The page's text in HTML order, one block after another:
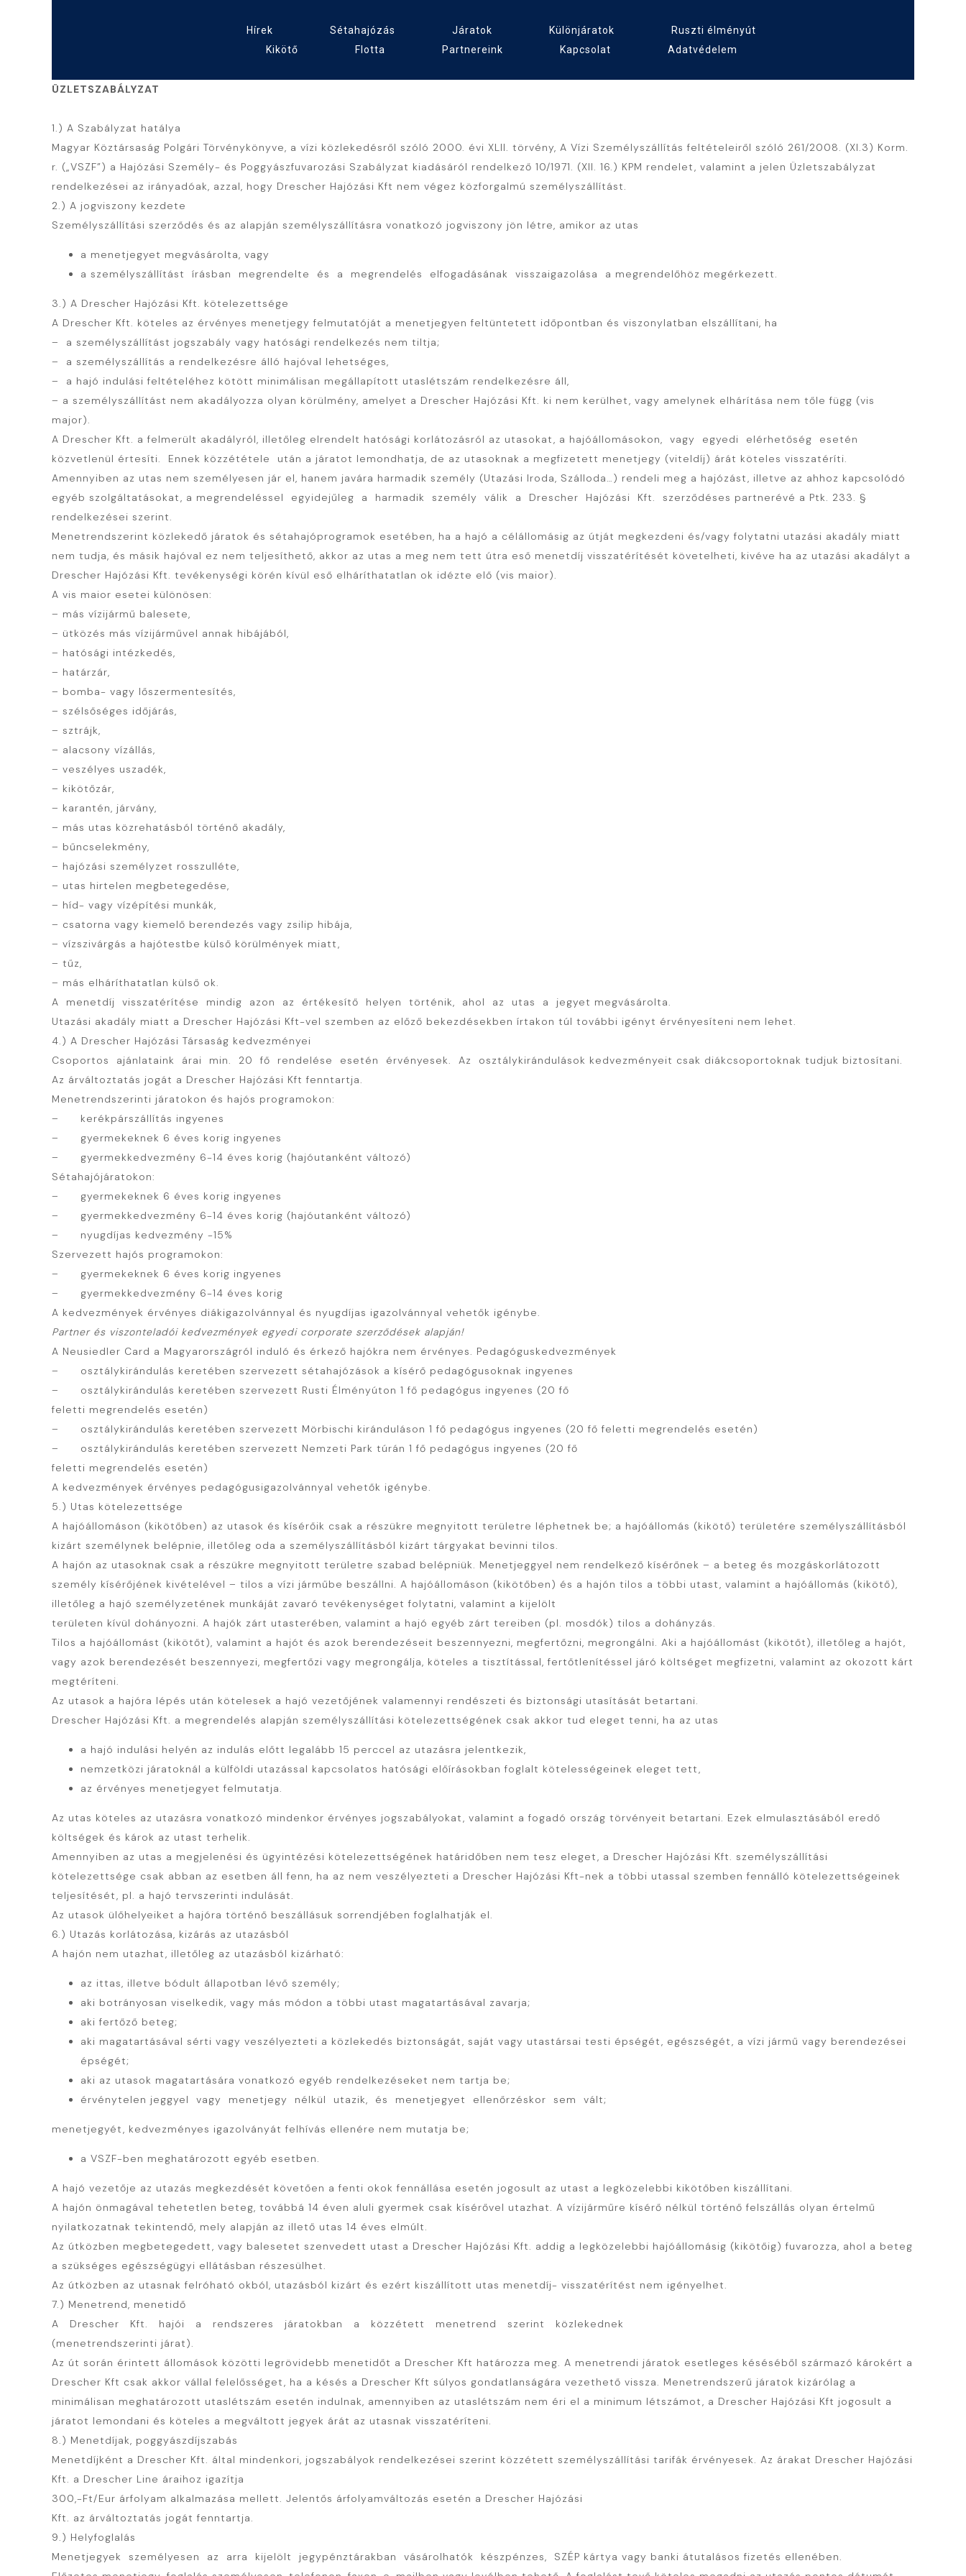
Hírek Sétahajózás Járatok Különjáratok
Ruszti élményút
Kikötő
Flotta Partnereink Kapcsolat Adatvédelem
ÜZLETSZABÁLYZAT
1.) A Szabályzat hatálya
Magyar Köztársaság Polgári Törvénykönyve, a vízi közlekedésről szóló 2000. évi XLII. törvény, A Vízi Személyszállítás feltételeiről szóló 261/2008. (XI.3) Korm.
r. („VSZF”) a Hajózási Személy- és Poggyászfuvarozási Szabályzat kiadásáról rendelkező 10/1971. (XII. 16.) KPM rendelet, valamint a jelen Üzletszabályzat
rendelkezései az irányadóak, azzal, hogy Drescher Hajózási Kft nem végez közforgalmú személyszállítást.
2.) A jogviszony kezdete
Személyszállítási szerződés és az alapján személyszállításra vonatkozó jogviszony jön létre, amikor az utas
a menetjegyet megvásárolta, vagy
a személyszállítást írásban megrendelte és a megrendelés elfogadásának visszaigazolása a megrendelőhöz megérkezett.
3.) A Drescher Hajózási Kft. kötelezettsége
A Drescher Kft. köteles az érvényes menetjegy felmutatóját a menetjegyen feltüntetett időpontban és viszonylatban elszállítani, ha
– a személyszállítást jogszabály vagy hatósági rendelkezés nem tiltja;
– a személyszállítás a rendelkezésre álló hajóval lehetséges,
– a hajó indulási feltételéhez kötött minimálisan megállapított utaslétszám rendelkezésre áll,
– a személyszállítást nem akadályozza olyan körülmény, amelyet a Drescher Hajózási Kft. ki nem kerülhet, vagy amelynek elhárítása nem tőle függ (vis
major).
A Drescher Kft. a felmerült akadályról, illetőleg elrendelt hatósági korlátozásról az utasokat, a hajóállomásokon, vagy egyedi elérhetőség esetén
közvetlenül értesíti. Ennek közzététele után a járatot lemondhatja, de az utasoknak a megfizetett menetjegy (viteldíj) árát köteles visszatéríti.
Amennyiben az utas nem személyesen jár el, hanem javára harmadik személy (Utazási Iroda, Szálloda…) rendeli meg a hajózást, illetve az ahhoz kapcsolódó
egyéb szolgáltatásokat, a megrendeléssel egyidejűleg a harmadik személy válik a Drescher Hajózási Kft. szerződéses partnerévé a Ptk. 233. §
rendelkezései szerint.
Menetrendszerint közlekedő járatok és sétahajóprogramok esetében, ha a hajó a célállomásig az útját megkezdeni és/vagy folytatni utazási akadály miatt
nem tudja, és másik hajóval ez nem teljesíthető, akkor az utas a meg nem tett útra eső menetdíj visszatérítését követelheti, kivéve ha az utazási akadályt a
Drescher Hajózási Kft. tevékenységi körén kívül eső elháríthatatlan ok idézte elő (vis maior).
A vis maior esetei különösen:
– más vízijármű balesete,
– ütközés más vízijárművel annak hibájából,
– hatósági intézkedés,
– határzár,
– bomba- vagy lőszermentesítés,
– szélsőséges időjárás,
– sztrájk,
– alacsony vízállás,
– veszélyes uszadék,
– kikötőzár,
– karantén, járvány,
– más utas közrehatásból történő akadály,
– bűncselekmény,
– hajózási személyzet rosszulléte,
– utas hirtelen megbetegedése,
– híd- vagy vízépítési munkák,
– csatorna vagy kiemelő berendezés vagy zsilip hibája,
– vízszivárgás a hajótestbe külső körülmények miatt,
– tűz,
– más elháríthatatlan külső ok.
A menetdíj visszatérítése mindig azon az értékesítő helyen történik, ahol az utas a jegyet megvásárolta.
Utazási akadály miatt a Drescher Hajózási Kft-vel szemben az előző bekezdésekben írtakon túl további igényt érvényesíteni nem lehet.
4.) A Drescher Hajózási Társaság kedvezményei
Csoportos ajánlataink árai min. 20 fő rendelése esetén érvényesek. Az osztálykirándulások kedvezményeit csak diákcsoportoknak tudjuk biztosítani.
Az árváltoztatás jogát a Drescher Hajózási Kft fenntartja.
Menetrendszerinti járatokon és hajós programokon:
– kerékpárszállítás ingyenes
– gyermekeknek 6 éves korig ingyenes
– gyermekkedvezmény 6-14 éves korig (hajóutanként változó)
Sétahajójáratokon:
– gyermekeknek 6 éves korig ingyenes
– gyermekkedvezmény 6-14 éves korig (hajóutanként változó)
– nyugdíjas kedvezmény -15%
Szervezett hajós programokon:
– gyermekeknek 6 éves korig ingyenes
– gyermekkedvezmény 6-14 éves korig
A kedvezmények érvényes diákigazolvánnyal és nyugdíjas igazolvánnyal vehetők igénybe.
Partner és viszonteladói kedvezmények egyedi corporate szerződések alapján!
A Neusiedler Card a Magyarországról induló és érkező hajókra nem érvényes. Pedagóguskedvezmények
– osztálykirándulás keretében szervezett sétahajózások a kísérő pedagógusoknak ingyenes
– osztálykirándulás keretében szervezett Rusti Élményúton 1 fő pedagógus ingyenes (20 fő
feletti megrendelés esetén)
– osztálykirándulás keretében szervezett Mörbischi kiránduláson 1 fő pedagógus ingyenes (20 fő feletti megrendelés esetén)
– osztálykirándulás keretében szervezett Nemzeti Park túrán 1 fő pedagógus ingyenes (20 fő
feletti megrendelés esetén)
A kedvezmények érvényes pedagógusigazolvánnyal vehetők igénybe.
5.) Utas kötelezettsége
A hajóállomáson (kikötőben) az utasok és kísérőik csak a részükre megnyitott területre léphetnek be; a hajóállomás (kikötő) területére személyszállításból
kizárt személynek belépnie, illetőleg oda a személyszállításból kizárt tárgyakat bevinni tilos.
A hajón az utasoknak csak a részükre megnyitott területre szabad belépniük. Menetjeggyel nem rendelkező kísérőnek – a beteg és mozgáskorlátozott
személy kísérőjének kivételével – tilos a vízi járműbe beszállni. A hajóállomáson (kikötőben) és a hajón tilos a többi utast, valamint a hajóállomás (kikötő),
illetőleg a hajó személyzetének munkáját zavaró tevékenységet folytatni, valamint a kijelölt
területen kívül dohányozni. A hajók zárt utasterében, valamint a hajó egyéb zárt tereiben (pl. mosdók) tilos a dohányzás.
Tilos a hajóállomást (kikötőt), valamint a hajót és azok berendezéseit beszennyezni, megfertőzni, megrongálni. Aki a hajóállomást (kikötőt), illetőleg a hajót,
vagy azok berendezését beszennyezi, megfertőzi vagy megrongálja, köteles a tisztítással, fertőtlenítéssel járó költséget megfizetni, valamint az okozott kárt
megtéríteni.
Az utasok a hajóra lépés után kötelesek a hajó vezetőjének valamennyi rendészeti és biztonsági utasítását betartani.
Drescher Hajózási Kft. a megrendelés alapján személyszállítási kötelezettségének csak akkor tud eleget tenni, ha az utas
a hajó indulási helyén az indulás előtt legalább 15 perccel az utazásra jelentkezik,
nemzetközi járatoknál a külföldi utazással kapcsolatos hatósági előírásokban foglalt kötelességeinek eleget tett,
az érvényes menetjegyet felmutatja.
Az utas köteles az utazásra vonatkozó mindenkor érvényes jogszabályokat, valamint a fogadó ország törvényeit betartani. Ezek elmulasztásából eredő
költségek és károk az utast terhelik.
Amennyiben az utas a megjelenési és ügyintézési kötelezettségének határidőben nem tesz eleget, a Drescher Hajózási Kft. személyszállítási
kötelezettsége csak abban az esetben áll fenn, ha az nem veszélyezteti a Drescher Hajózási Kft-nek a többi utassal szemben fennálló kötelezettségeinek
teljesítését, pl. a hajó tervszerinti indulását.
Az utasok ülőhelyeiket a hajóra történő beszállásuk sorrendjében foglalhatják el.
6.) Utazás korlátozása, kizárás az utazásból
A hajón nem utazhat, illetőleg az utazásból kizárható:
az ittas, illetve bódult állapotban lévő személy;
aki botrányosan viselkedik, vagy más módon a többi utast magatartásával zavarja;
aki fertőző beteg;
aki magatartásával sérti vagy veszélyezteti a közlekedés biztonságát, saját vagy utastársai testi épségét, egészségét, a vízi jármű vagy berendezései
épségét;
aki az utasok magatartására vonatkozó egyéb rendelkezéseket nem tartja be;
érvénytelen jeggyel vagy menetjegy nélkül utazik, és menetjegyet ellenőrzéskor sem vált;
menetjegyét, kedvezményes igazolványát felhívás ellenére nem mutatja be;
a VSZF-ben meghatározott egyéb esetben.
A hajó vezetője az utazás megkezdését követően a fenti okok fennállása esetén jogosult az utast a legközelebbi kikötőben kiszállítani.
A hajón önmagával tehetetlen beteg, továbbá 14 éven aluli gyermek csak kísérővel utazhat. A vízijárműre kísérő nélkül történő felszállás olyan értelmű
nyilatkozatnak tekintendő, mely alapján az illető utas 14 éves elmúlt.
Az útközben megbetegedett, vagy balesetet szenvedett utast a Drescher Hajózási Kft. addig a legközelebbi hajóállomásig (kikötőig) fuvarozza, ahol a beteg
a szükséges egészségügyi ellátásban részesülhet.
Az útközben az utasnak felróható okból, utazásból kizárt és ezért kiszállított utas menetdíj- visszatérítést nem igényelhet.
7.) Menetrend, menetidő
A Drescher Kft. hajói a rendszeres járatokban a közzétett menetrend szerint közlekednek
(menetrendszerinti járat).
Az út során érintett állomások közötti legrövidebb menetidőt a Drescher Kft határozza meg. A menetrendi járatok esetleges késéséből származó károkért a
Drescher Kft csak akkor vállal felelősséget, ha a késés a Drescher Kft súlyos gondatlanságára vezethető vissza. Menetrendszerű járatok kizárólag a
minimálisan meghatározott utaslétszám esetén indulnak, amennyiben az utaslétszám nem éri el a minimum létszámot, a Drescher Hajózási Kft jogosult a
járatot lemondani és köteles a megváltott jegyek árát az utasnak visszatéríteni.
8.) Menetdíjak, poggyászdíjszabás
Menetdíjként a Drescher Kft. által mindenkori, jogszabályok rendelkezései szerint közzétett személyszállítási tarifák érvényesek. Az árakat Drescher Hajózási
Kft. a Drescher Line áraihoz igazítja
300,-Ft/Eur árfolyam alkalmazása mellett. Jelentős árfolyamváltozás esetén a Drescher Hajózási
Kft. az árváltoztatás jogát fenntartja.
9.) Helyfoglalás
Menetjegyek személyesen az arra kijelölt jegypénztárakban vásárolhatók készpénzes, SZÉP kártya vagy banki átutalásos fizetés ellenében.